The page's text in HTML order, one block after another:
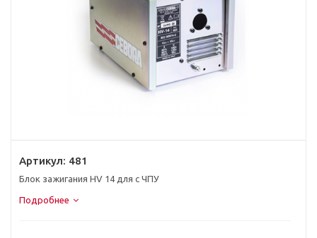
Артикул: 481
Блок зажигания HV 14 для с ЧПУ
Подробнее